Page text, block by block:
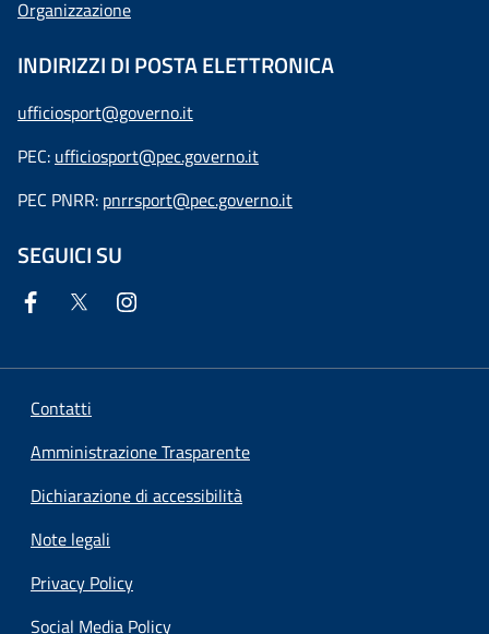
Organizzazione
INDIRIZZI DI POSTA ELETTRONICA
ufficiosport@governo.it
PEC: ufficiosport@pec.governo.it
PEC PNRR: pnrrsport@pec.governo.it
SEGUICI SU
Contatti
Amministrazione Trasparente
Dichiarazione di accessibilità
Note legali
Privacy Policy
Social Media Policy